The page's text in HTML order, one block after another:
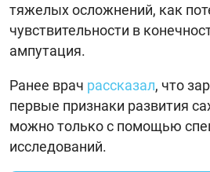
тяжелых осложнений, как
чувствительности в
ампутация.
Ранее врач рассказал, что
первые признаки развития
можно только с помощью
исследований.